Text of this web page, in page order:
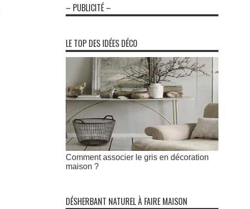
– PUBLICITÉ –
LE TOP DES IDÉES DÉCO
Comment associer le gris en décoration
maison ?
DÉSHERBANT NATUREL À FAIRE MAISON